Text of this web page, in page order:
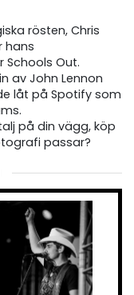
rösten, Chris
hans
Out.
av John Lennon
låt på Spotify som
på din vägg, köp
passar?